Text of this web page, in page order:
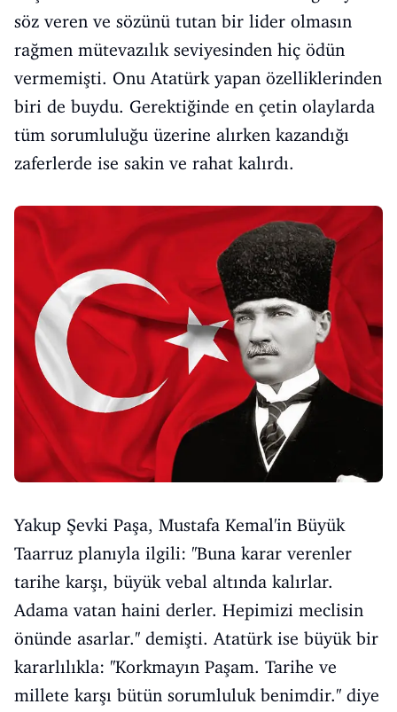
söz veren ve sözünü tutan bir lider olmasın
rağmen mütevazılık seviyesinden hiç ödün
vermemişti. Onu Atatürk yapan özelliklerinden
biri de buydu. Gerektiğinde en çetin olaylarda
tüm sorumluluğu üzerine alırken kazandığı
zaferlerde ise sakin ve rahat kalırdı.
Yakup Şevki Paşa, Mustafa Kemal'in Büyük
Taarruz planıyla ilgili: ''Buna karar verenler
tarihe karşı, büyük vebal altında kalırlar.
Adama vatan haini derler. Hepimizi meclisin
önünde asarlar.'' demişti. Atatürk ise büyük bir
kararlılıkla: ''Korkmayın Paşam. Tarihe ve
millete karşı bütün sorumluluk benimdir.'' diye